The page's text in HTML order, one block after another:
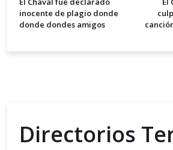
inocente de plagio donde
donde dondes amigos
Directorios